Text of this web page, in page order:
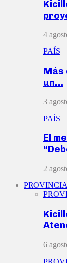
4
PAÍS
Más
un…
3
PAÍS
El
2
PROVINCIA
6